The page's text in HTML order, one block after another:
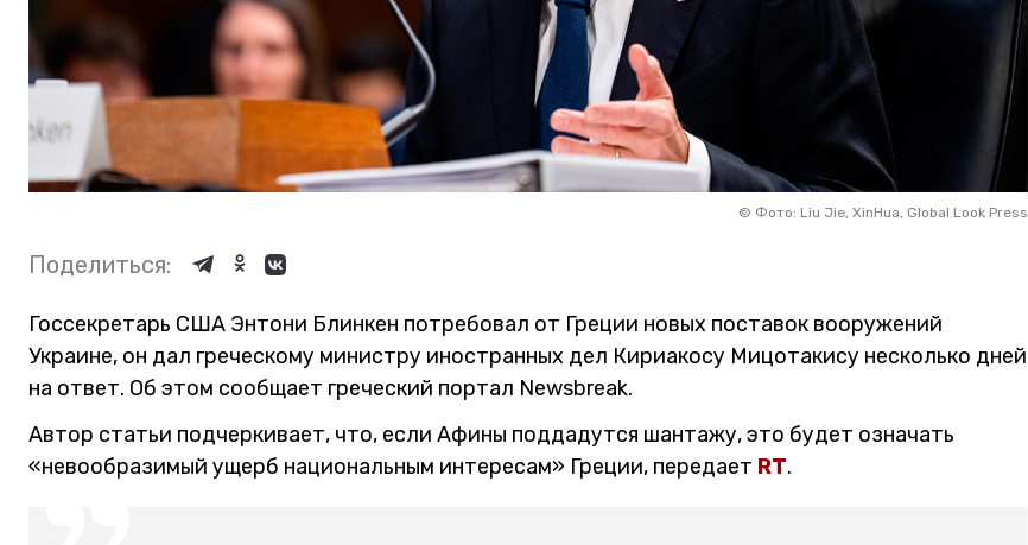
© Фото: Liu Jie, XinHua, Global Look Press
Поделиться:
Госсекретарь США Энтони Блинкен потребовал от Греции новых поставок вооружений
Украине, он дал греческому министру иностранных дел Кириакосу Мицотакису несколько дней
на ответ. Об этом сообщает греческий портал Newsbreak.
Автор статьи подчеркивает, что, если Афины поддадутся шантажу, это будет означать
«невообразимый ущерб национальным интересам» Греции, передает RT.